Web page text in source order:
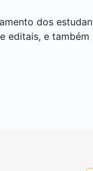
dos
editais, e